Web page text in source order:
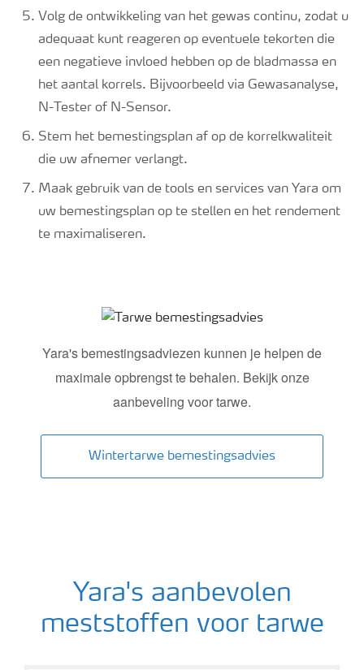
Volg de ontwikkeling van het gewas continu, zodat u
adequaat kunt reageren op eventuele tekorten die
een negatieve invloed hebben op de bladmassa en
het aantal korrels. Bijvoorbeeld via Gewasanalyse,
N-Tester of N-Sensor.
Stem het bemestingsplan af op de korrelkwaliteit
die uw afnemer verlangt.
Maak gebruik van de tools en services van Yara om
uw bemestingsplan op te stellen en het rendement
te maximaliseren.
Tarwe bemestingsadvies
Yara's bemestingsadviezen kunnen je helpen de
maximale opbrengst te behalen. Bekijk onze
aanbeveling voor tarwe.
Wintertarwe bemestingsadvies
Yara's aanbevolen
meststoffen voor tarwe